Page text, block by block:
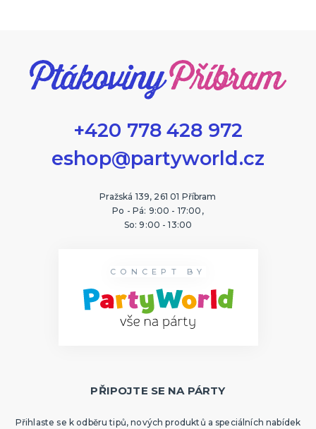
+420 778 428 972
eshop@partyworld.cz
Pražská 139, 261 01 Příbram
Po - Pá: 9:00 - 17:00,
So: 9:00 - 13:00
CONCEPT BY
PŘIPOJTE SE NA PÁRTY
Přihlaste se k odběru tipů, nových produktů a speciálních nabídek